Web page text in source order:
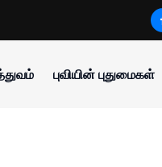
புவியின் புதுமைகள்